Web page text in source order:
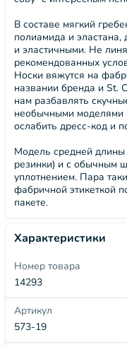
В составе мягкий
полиамида и
и эластичными. Не
рекомендованных
Носки вяжутся на
названии бренда и St.
нам разбавлять
необычными моделями
ослабить дресс-код и
Модель средней
резинки) и с обычным
уплотнением. Пара
фабричной этикеткой
пакете.
Характеристики
Номер товара
14293
Артикул
573-19